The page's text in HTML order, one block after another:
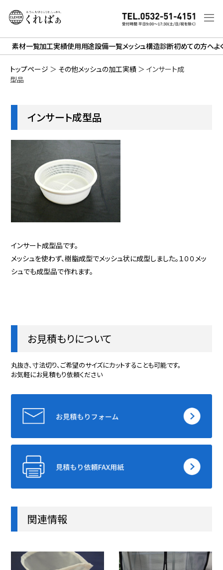
素材一覧加工実績使用用途設備一覧メッシュ構造診断初めての方へよ
トップページ ＞ その他メッシュの加工実績 ＞ インサート成
型品
インサート成型品
インサート成型品です。
メッシュを使わず、樹脂成型でメッシュ状に成型しました。１００メッ
シュでも成型品で作れます。
お見積もりについて
丸抜き、寸法切り、ご希望のサイズにカットすることも可能です。
お気軽にお見積もり依頼ください
関連情報